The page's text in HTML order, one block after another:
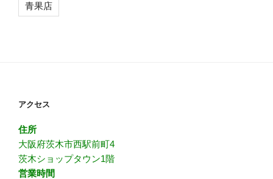
青果店
アクセス
住所
大阪府茨木市西駅前町4
茨木ショップタウン1階
営業時間